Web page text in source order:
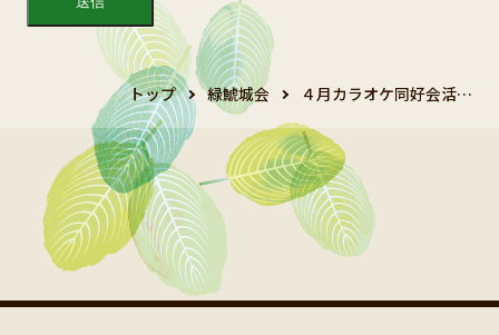
トップ 緑鯱城会 ４月カラオケ同好会活…